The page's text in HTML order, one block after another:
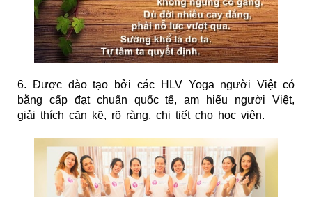
6. Được đào tạo bởi các HLV Yoga người Việt có
bằng cấp đạt chuẩn quốc tế, am hiểu người Việt,
giải thích cặn kẽ, rõ ràng, chi tiết cho học viên.